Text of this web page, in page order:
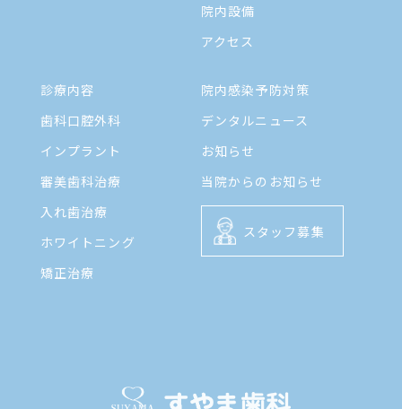
院内設備
アクセス
診療内容
歯科口腔外科
インプラント
審美歯科治療
入れ歯治療
ホワイトニング
矯正治療
院内感染予防対策
デンタルニュース
お知らせ
当院からのお知らせ
スタッフ募集